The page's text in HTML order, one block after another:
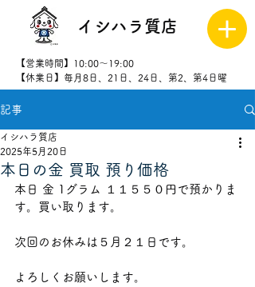
イシハラ質店
【営業時間】10:00～19:00
【休業日】毎月8日、21日、24日、第2、第4日曜
8523
記事
本日の金 買取 預り価格
イシハラ質店
2025年5月20日
本日 金 1グラム １１５５０円で預かりま
す。買い取ります。
次回のお休みは５月２１日です。
よろしくお願いします。